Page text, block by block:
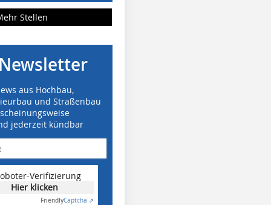
Stellen
aus Hochbau,
und Straßenbau
jederzeit kündbar
Verifizierung
Hier klicken
FriendlyCaptcha ⇗